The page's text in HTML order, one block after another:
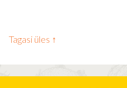
Tagasi üles ↑